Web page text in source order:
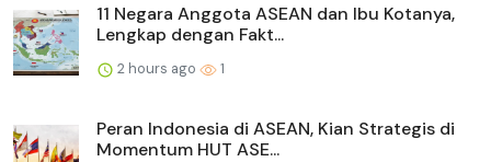
11 Negara Anggota ASEAN dan Ibu Kotanya,
Lengkap dengan Fakt...
2 hours ago 1
Peran Indonesia di ASEAN, Kian Strategis di
Momentum HUT ASE...